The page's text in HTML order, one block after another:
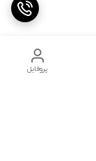
پروفایل